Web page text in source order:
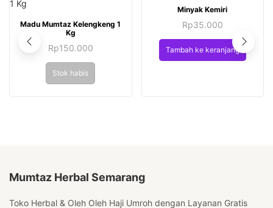
Madu Mumtaz Kelengkeng 1
Kg
Rp150.000
Stok habis
Minyak Kemiri
Rp35.000
Tambah ke keranjang
Mumtaz Herbal Semarang
Toko Herbal & Oleh Oleh Haji Umroh dengan Layanan Gratis